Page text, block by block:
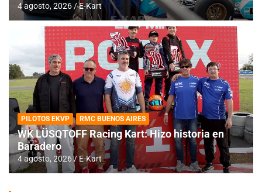
4 agosto, 2026 E-Kart
PILOTOS EKVP RMC BUENOS AIRES
WK LÜSQTOFF Racing Kart: Hizo historia en
Baradero
4 agosto, 2026 E-Kart